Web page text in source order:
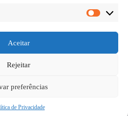
Aceitar
Rejeitar
preferências
de Privacidade
redor do mundo. No
outros que estão tendo
06/2026
reservados.